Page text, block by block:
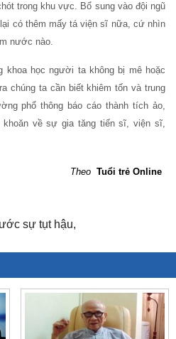
trong khu vực. Bổ sung vào đội ngũ
có thêm mấy tá viện sĩ nữa, cứ nhìn
nước nào.
khoa học người ta không bị mê hoặc
chúng ta cần biết khiêm tốn và trung
phổ thông báo cáo thành tích ảo,
về sự gia tăng tiến sĩ, viện sĩ,
Theo Tuổi trẻ Online
sự tụt hậu,